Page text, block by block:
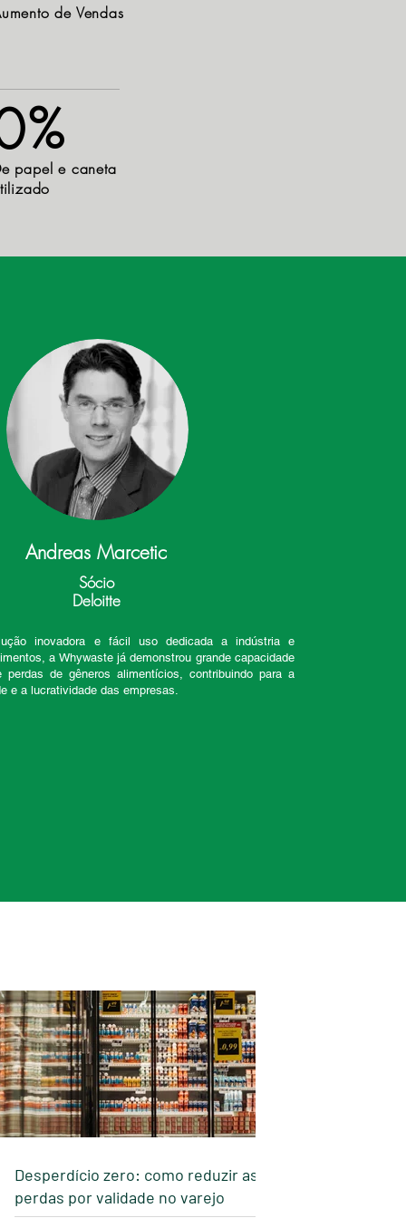
de Vendas
papel e caneta
Andreas Marcetic
Sócio
Deloitte
inovadora e fácil uso dedicada a indústria e
a Whywaste já demonstrou grande capacidade
perdas de gêneros alimentícios, contribuindo para a
e a lucratividade das empresas.
Desperdício zero: como reduzir as
perdas por validade no varejo